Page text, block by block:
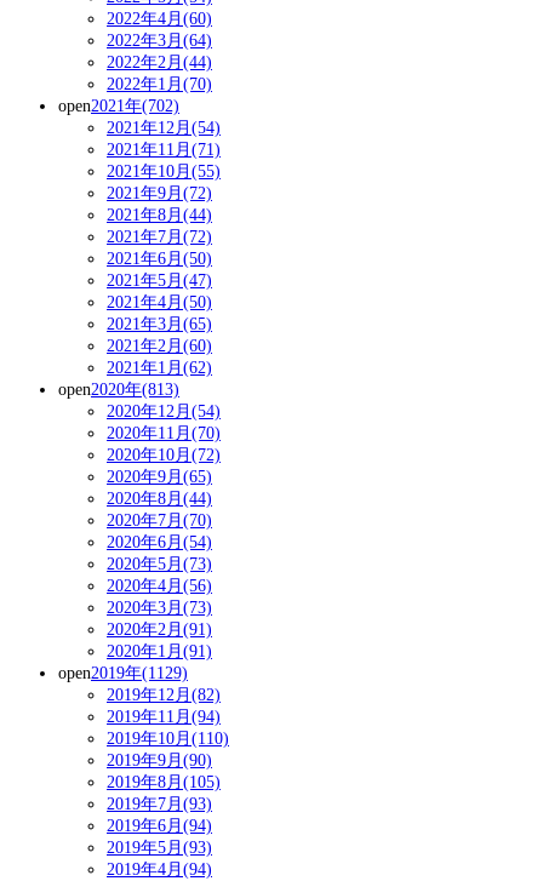
2022年4月(60)
2022年3月(64)
2022年2月(44)
2022年1月(70)
open2021年(702)
2021年12月(54)
2021年11月(71)
2021年10月(55)
2021年9月(72)
2021年8月(44)
2021年7月(72)
2021年6月(50)
2021年5月(47)
2021年4月(50)
2021年3月(65)
2021年2月(60)
2021年1月(62)
open2020年(813)
2020年12月(54)
2020年11月(70)
2020年10月(72)
2020年9月(65)
2020年8月(44)
2020年7月(70)
2020年6月(54)
2020年5月(73)
2020年4月(56)
2020年3月(73)
2020年2月(91)
2020年1月(91)
open2019年(1129)
2019年12月(82)
2019年11月(94)
2019年10月(110)
2019年9月(90)
2019年8月(105)
2019年7月(93)
2019年6月(94)
2019年5月(93)
2019年4月(94)